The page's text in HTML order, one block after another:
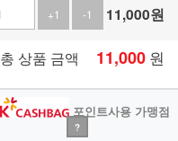
+1
-1 11,000원
총 상품 금액 11,000 원
포인트사용 가맹점
?